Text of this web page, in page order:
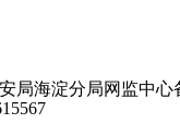
局海淀分局网监中心